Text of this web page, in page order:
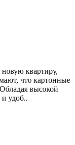
новую квартиру,
что картонные
высокой
удоб..